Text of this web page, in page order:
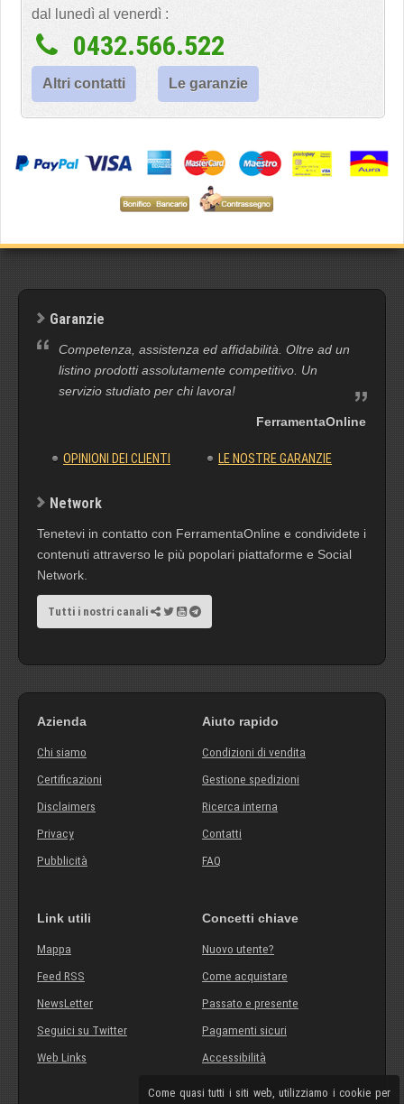
Come quasi tutti i siti web, utilizziamo i cookie per
dal lunedì al venerdì :
0432.566.522
Altri contatti Le garanzie
Garanzie
Competenza, assistenza ed affidabilità. Oltre ad un
listino prodotti assolutamente competitivo. Un
servizio studiato per chi lavora!
FerramentaOnline
OPINIONI DEI CLIENTI LE NOSTRE GARANZIE
Network
Tenetevi in contatto con FerramentaOnline e condividete i
contenuti attraverso le più popolari piattaforme e Social
Network.
Tutti i nostri canali
Azienda
Chi siamo
Certificazioni
Disclaimers
Privacy
Pubblicità
Aiuto rapido
Condizioni di vendita
Gestione spedizioni
Ricerca interna
Contatti
FAQ
Link utili
Mappa
Feed RSS
NewsLetter
Seguici su Twitter
Web Links
Concetti chiave
Nuovo utente?
Come acquistare
Passato e presente
Pagamenti sicuri
Accessibilità